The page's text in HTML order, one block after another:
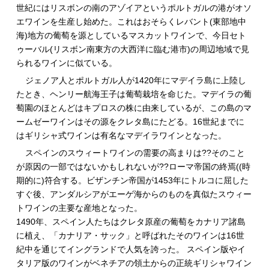
世紀にはリスボンの南のアゾイアというポルトガルの港がオソ
エワインを生産し始めた。これはおそらくレバント(東部地中
海)地方の葡萄を源としているマスカットワインで、今日セト
ゥーバル(リスボン南東方の大西洋に臨む港市)の周辺地域で見
られるワインに似ている。
ジェノア人とポルトガル人が1420年にマデイラ島に上陸し
たとき、ヘンリー航海王子は葡萄栽培を命じた。マデイラの葡
萄園のほとんどはキプロスの株に由来しているが、この島のマ
ームゼーワインはその源をクレタ島にたどる。16世紀までに
はギリシャ式ワインは有名なマデイラワインとなった。
スペインのスウィートワインの需要の高まりは??そのこと
が原因の一部ではないかもしれないが??ローマ帝国の終焉((時
期的に)符合する。ビザンチン帝国が1453年にトルコに屈した
すぐ後、アンダルシアがエーゲ海からのものを真似たスウィー
トワインの主要な産地となった。
1490年、スペイン人たちはクレタ原産の葡萄をカナリア諸島
に植え、「カナリア・サック」と呼ばれたそのワインは16世
紀中を通じてイングランドで人気を誇った。 スペイン版やイ
タリア版のワインがベネチアの領土からの正統ギリシャワイン